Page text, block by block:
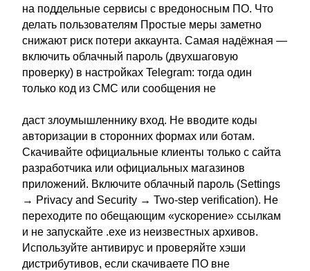
на поддельные сервисы с вредоносным ПО. Что
делать пользователям Простые меры заметно
снижают риск потери аккаунта. Самая надёжная —
включить облачный пароль (двухшаговую
проверку) в настройках Telegram: тогда один
только код из СМС или сообщения не
даст злоумышленнику вход. Не вводите коды
авторизации в сторонних формах или ботам.
Скачивайте официальные клиенты только с сайта
разработчика или официальных магазинов
приложений. Включите облачный пароль (Settings
→ Privacy and Security → Two‑step verification). Не
переходите по обещающим «ускорение» ссылкам
и не запускайте .exe из неизвестных архивов.
Используйте антивирус и проверяйте хэши
дистрибутивов, если скачиваете ПО вне